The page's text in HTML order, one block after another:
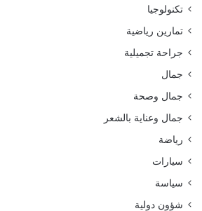
تكنولوجيا
تمارين رياضية
جراحة تجميلية
جمال
جمال وصحة
جمال وعناية بالشعر
رياضة
سيارات
سياسة
شؤون دولية